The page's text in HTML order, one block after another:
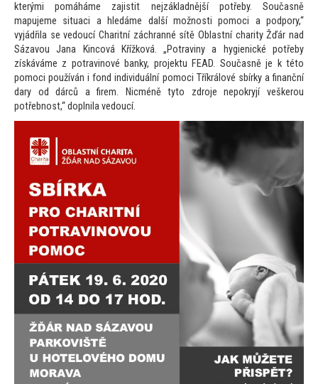
kterými pomáháme zajistit nejzákladnější potřeby. Současně
mapujeme situaci a hledáme další možnosti pomoci a podpory,“
vyjádřila se vedoucí Charitní záchranné sítě Oblastní charity Žďár nad
Sázavou Jana Kincová Křížková. „Potraviny a hygienické potřeby
získáváme z potravinové banky, projektu FEAD. Současně je k této
pomoci používán i fond individuální pomoci Tříkrálové sbírky a finanční
dary od dárců a firem. Nicméně tyto zdroje nepokryjí veškerou
potřebnost,“ doplnila vedoucí.